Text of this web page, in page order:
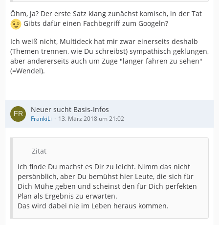
Öhm, ja? Der erste Satz klang zunächst komisch, in der Tat
Gibts dafür einen Fachbegriff zum Googeln?
Ich weiß nicht, Multideck hat mir zwar einerseits deshalb
(Themen trennen, wie Du schreibst) sympathisch geklungen,
aber andererseits auch um Züge "länger fahren zu sehen"
(=Wendel).
Neuer sucht Basis-Infos
FrankiLi 13. März 2018 um 21:02
Zitat
Ich finde Du machst es Dir zu leicht. Nimm das nicht
persönblich, aber Du bemühst hier Leute, die sich für
Dich Mühe geben und scheinst den für Dich perfekten
Plan als Ergebnis zu erwarten.
Das wird dabei nie im Leben heraus kommen.